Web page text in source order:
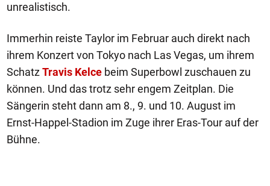
unrealistisch.
Immerhin reiste Taylor im Februar auch direkt nach
ihrem Konzert von Tokyo nach Las Vegas, um ihrem
SchatzTravis Kelce beim Superbowl zuschauen zu
können. Und das trotz sehr engem Zeitplan. Die
Sängerin steht dann am 8., 9. und 10. August im
Ernst-Happel-Stadion im Zuge ihrer Eras-Tour auf der
Bühne.